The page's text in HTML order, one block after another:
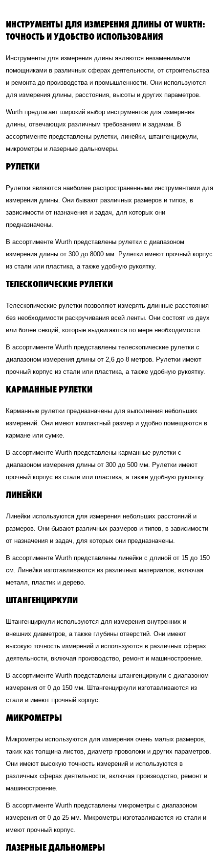
ИНСТРУМЕНТЫ ДЛЯ ИЗМЕРЕНИЯ ДЛИНЫ ОТ WURTH:
ТОЧНОСТЬ И УДОБСТВО ИСПОЛЬЗОВАНИЯ
Инструменты для измерения длины являются незаменимыми
помощниками в различных сферах деятельности, от строительства
и ремонта до производства и промышленности. Они используются
для измерения длины, расстояния, высоты и других параметров.
Wurth предлагает широкий выбор инструментов для измерения
длины, отвечающих различным требованиям и задачам. В
ассортименте представлены рулетки, линейки, штангенциркули,
микрометры и лазерные дальномеры.
РУЛЕТКИ
Рулетки являются наиболее распространенными инструментами для
измерения длины. Они бывают различных размеров и типов, в
зависимости от назначения и задач, для которых они
предназначены.
В ассортименте Wurth представлены рулетки с диапазоном
измерения длины от 300 до 8000 мм. Рулетки имеют прочный корпус
из стали или пластика, а также удобную рукоятку.
ТЕЛЕСКОПИЧЕСКИЕ РУЛЕТКИ
Телескопические рулетки позволяют измерять длинные расстояния
без необходимости раскручивания всей ленты. Они состоят из двух
или более секций, которые выдвигаются по мере необходимости.
В ассортименте Wurth представлены телескопические рулетки с
диапазоном измерения длины от 2,6 до 8 метров. Рулетки имеют
прочный корпус из стали или пластика, а также удобную рукоятку.
КАРМАННЫЕ РУЛЕТКИ
Карманные рулетки предназначены для выполнения небольших
измерений. Они имеют компактный размер и удобно помещаются в
кармане или сумке.
В ассортименте Wurth представлены карманные рулетки с
диапазоном измерения длины от 300 до 500 мм. Рулетки имеют
прочный корпус из стали или пластика, а также удобную рукоятку.
ЛИНЕЙКИ
Линейки используются для измерения небольших расстояний и
размеров. Они бывают различных размеров и типов, в зависимости
от назначения и задач, для которых они предназначены.
В ассортименте Wurth представлены линейки с длиной от 15 до 150
см. Линейки изготавливаются из различных материалов, включая
металл, пластик и дерево.
ШТАНГЕНЦИРКУЛИ
Штангенциркули используются для измерения внутренних и
внешних диаметров, а также глубины отверстий. Они имеют
высокую точность измерений и используются в различных сферах
деятельности, включая производство, ремонт и машиностроение.
В ассортименте Wurth представлены штангенциркули с диапазоном
измерения от 0 до 150 мм. Штангенциркули изготавливаются из
стали и имеют прочный корпус.
МИКРОМЕТРЫ
Микрометры используются для измерения очень малых размеров,
таких как толщина листов, диаметр проволоки и других параметров.
Они имеют высокую точность измерений и используются в
различных сферах деятельности, включая производство, ремонт и
машиностроение.
В ассортименте Wurth представлены микрометры с диапазоном
измерения от 0 до 25 мм. Микрометры изготавливаются из стали и
имеют прочный корпус.
ЛАЗЕРНЫЕ ДАЛЬНОМЕРЫ